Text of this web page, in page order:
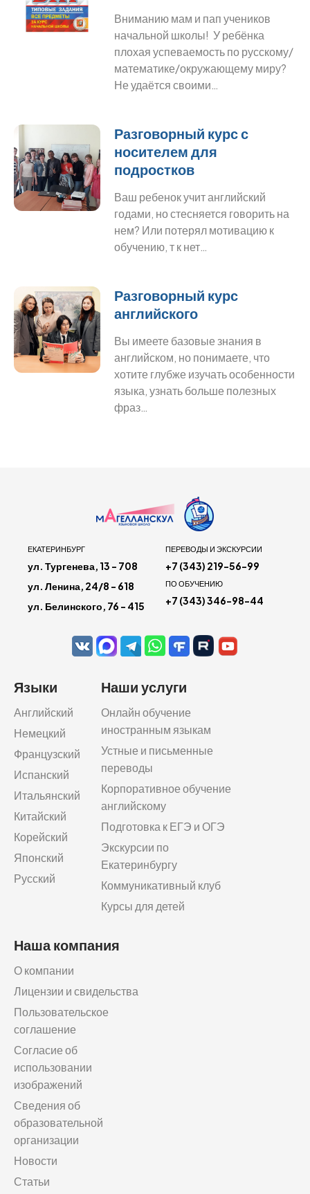
Вниманию мам и пап учеников
начальной школы! У ребёнка
плохая успеваемость по русскому/
математике/окружающему миру?
Не удаётся своими…
Разговорный курс с
носителем для
подростков
Ваш ребенок учит английский
годами, но стесняется говорить на
нем? Или потерял мотивацию к
обучению, т к нет…
Разговорный курс
английского
Вы имеете базовые знания в
английском, но понимаете, что
хотите глубже изучать особенности
языка, узнать больше полезных
фраз…
ЕКАТЕРИНБУРГ
ул. Тургенева, 13 - 708
ул. Ленина, 24/8 - 618
ул. Белинского, 76 - 415
ПЕРЕВОДЫ И ЭКСКУРСИИ
+7 (343) 219-56-99
ПО ОБУЧЕНИЮ
+7 (343) 346-98-44
Языки
Английский
Немецкий
Французский
Испанский
Итальянский
Китайский
Корейский
Японский
Русский
Наши услуги
Онлайн обучение
иностранным языкам
Устные и письменные
переводы
Корпоративное обучение
английскому
Подготовка к ЕГЭ и ОГЭ
Экскурсии по
Екатеринбургу
Коммуникативный клуб
Курсы для детей
Наша компания
О компании
Лицензии и свидельства
Пользовательское
соглашение
Согласие об
использовании
изображений
Сведения об
образовательной
организации
Новости
Статьи